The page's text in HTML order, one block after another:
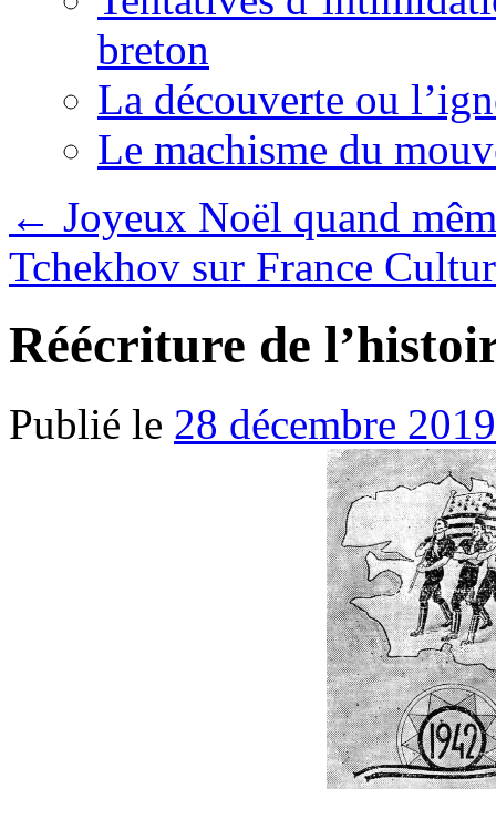
breton
La découverte ou
Le machisme du
← Joyeux Noël quand
Tchekhov sur France
Réécriture de
Publié le 28 décembre 2019